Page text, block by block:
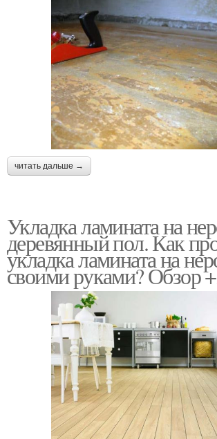
читать дальше →
Укладка ламината на
деревянный пол. Как
укладка ламината на
своими руками? Обзор